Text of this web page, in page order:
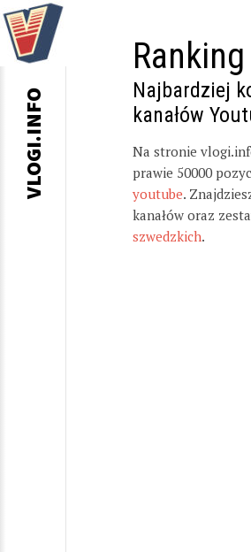
Najbardziej
kanałów
Na stronie
prawie 50000
youtube.
kanałów oraz
szwedzkich.
VLOGI.INFO